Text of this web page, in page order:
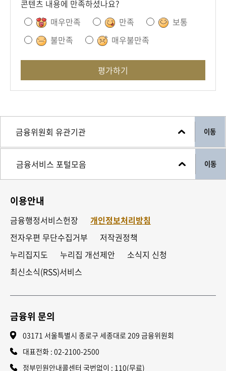
콘텐츠 내용에 만족하셨나요?
매우만족
만족
보통
불만족
매우불만족
평가하기
이동
이동
이용안내
금융행정서비스헌장
개인정보처리방침
전자우편 무단수집거부
저작권정책
누리집지도
누리집 개선제안
소식지 신청
최신소식(RSS)서비스
금융위 문의
03171 서울특별시 종로구 세종대로 209 금융위원회
대표전화 : 02-2100-2500
정부민원안내콜센터 국번없이 : 110(무료)